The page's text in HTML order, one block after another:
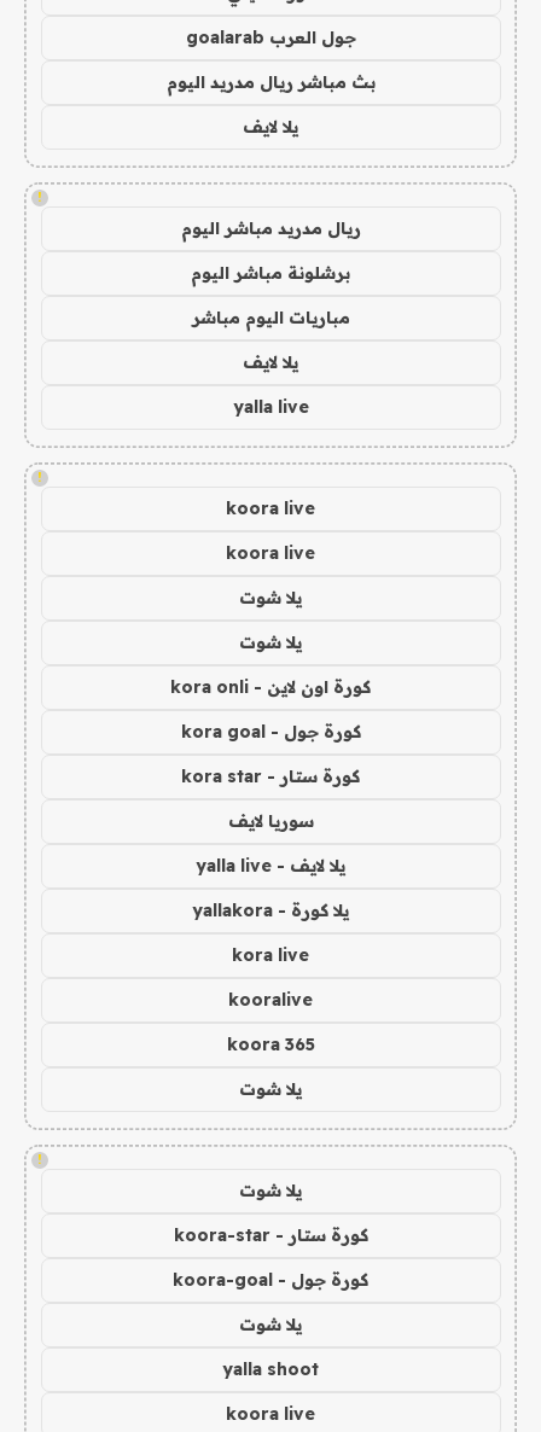
جول العرب goalarab
بث مباشر ريال مدريد اليوم
يلا لايف
!
ريال مدريد مباشر اليوم
برشلونة مباشر اليوم
مباريات اليوم مباشر
يلا لايف
yalla live
!
koora live
koora live
يلا شوت
يلا شوت
كورة اون لاين - kora onli
كورة جول - kora goal
كورة ستار - kora star
سوريا لايف
يلا لايف - yalla live
يلا كورة - yallakora
kora live
kooralive
koora 365
يلا شوت
!
يلا شوت
كورة ستار - koora-star
كورة جول - koora-goal
يلا شوت
yalla shoot
koora live